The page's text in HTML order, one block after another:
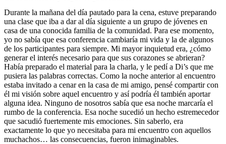
Durante la mañana del día pautado para la cena, estuve preparando
una clase que iba a dar al día siguiente a un grupo de jóvenes en
casa de una conocida familia de la comunidad. Para ese momento,
yo no sabía que esa conferencia cambiaría mi vida y la de algunos
de los participantes para siempre. Mi mayor inquietud era, ¿cómo
generar el interés necesario para que sus corazones se abrieran?
Había preparado el material para la charla, y le pedí a Di’s que me
pusiera las palabras correctas. Como la noche anterior al encuentro
estaba invitado a cenar en la casa de mi amigo, pensé compartir con
él mi visión sobre aquel encuentro y así podría él también aportar
alguna idea. Ninguno de nosotros sabía que esa noche marcaría el
rumbo de la conferencia. Esa noche sucedió un hecho estremecedor
que sacudió fuertemente mis emociones. Sin saberlo, era
exactamente lo que yo necesitaba para mi encuentro con aquellos
muchachos… las consecuencias, fueron inimaginables.